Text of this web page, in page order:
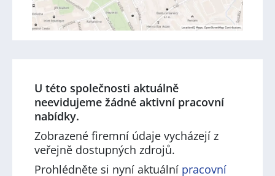
U této společnosti aktuálně
neevidujeme žádné aktivní pracovní
nabídky.
Zobrazené firemní údaje vycházejí z
veřejně dostupných zdrojů.
Prohlédněte si nyní aktuální pracovní